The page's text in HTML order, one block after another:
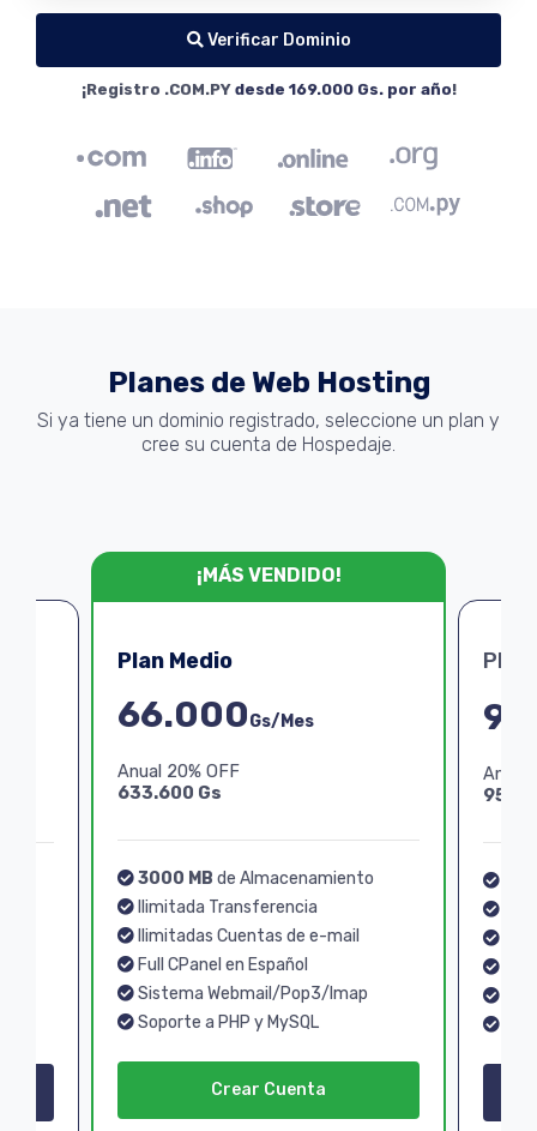
Verificar Dominio
¡Registro .COM.PY desde 169.000 Gs. por año!
Planes de Web Hosting
Si ya tiene un dominio registrado, seleccione un plan y
cree su cuenta de Hospedaje.
¡MÁS VENDIDO!
Plan Medio
66.000Gs/Mes
Anual 20% OFF
633.600 Gs
3000 MB de Almacenamiento
Ilimitada Transferencia
Ilimitadas Cuentas de e-mail
Full CPanel en Español
Sistema Webmail/Pop3/Imap
Soporte a PHP y MySQL
Crear Cuenta
Plan
Anual